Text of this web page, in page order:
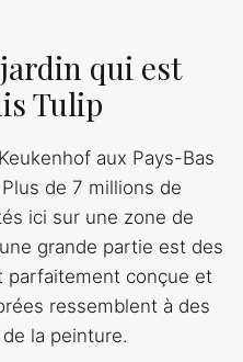
qui est
Tulip
aux Pays-Bas
de 7 millions de
ici sur une zone de
grande partie est des
parfaitement conçue et
ressemblent à des
la peinture.